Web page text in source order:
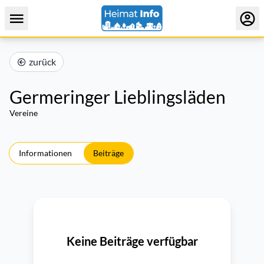
zurück
Germeringer Lieblingsläden
Vereine
Informationen Beiträge
Keine Beiträge verfügbar